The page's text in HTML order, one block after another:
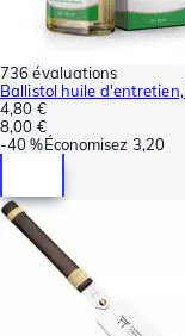
736 évaluations
Ballistol huile d'entretien,
4,80 €
8,00 €
-40 %Économisez 3,20